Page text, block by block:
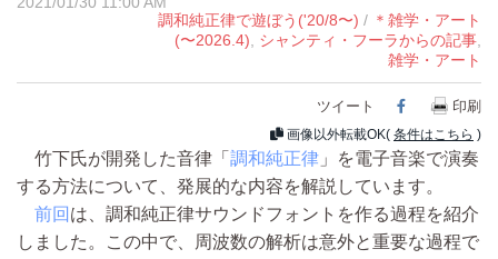
調和純正律で遊ぼう('20/8〜) / ＊雑学・アート
(〜2026.4), シャンティ・フーラからの記事,
雑学・アート
ツイート Facebook
印刷
画像以外転載OK( 条件はこちら )
竹下氏が開発した音律「 調和純正律 」を電子音楽で演奏
する方法について、発展的な内容を解説しています。
前回 は、調和純正律サウンドフォントを作る過程を紹介
しました。この中で、周波数の解析は意外と重要な過程で